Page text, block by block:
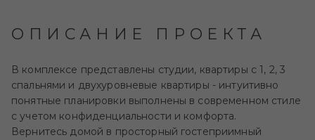
ОПИСАНИЕ ПРОЕКТА
В комплексе представлены студии, квартиры с 1, 2, 3
спальнями и двухуровневые квартиры - интуитивно
понятные планировки выполнены в современном стиле
с учетом конфиденциальности и комфорта.
Вернитесь домой в просторный гостеприимный